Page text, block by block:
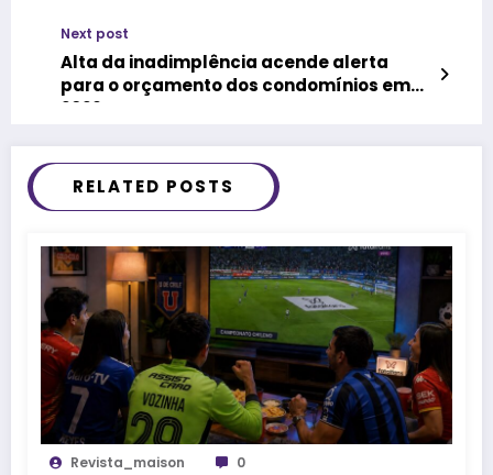
Next post
Alta da inadimplência acende alerta
para o orçamento dos condomínios em
2026
RELATED POSTS
Revista_maison 0